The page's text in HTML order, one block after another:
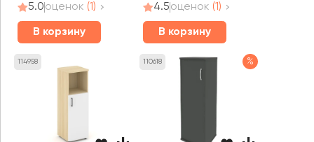
5.0оценок (1)
В корзину
4.5оценок (1)
В корзину
114958 110618 %